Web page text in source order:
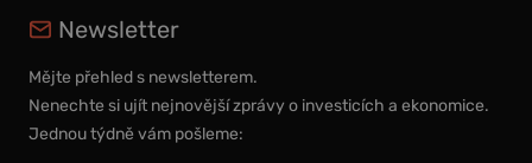
Newsletter
Mějte přehled s newsletterem.
Nenechte si ujít nejnovější zprávy o investicích a ekonomice.
Jednou týdně vám pošleme: